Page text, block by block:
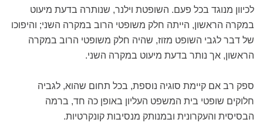
לכיוון מנוגד בכל פעם. השופטת וילנר, שנותרה בדעת מיעוט
במקרה הראשון, הייתה חלק משופטי הרוב במקרה השני; והיפוכו
של דבר לגבי השופט מזוז, שהיה חלק משופטי הרוב במקרה
הראשון, אך נותר בדעת מיעוט במקרה השני.
ספק רב אם קיימת סוגיה נוספת, בכל תחום שהוא, לגביה
חלוקים שופטי בית המשפט העליון באופן כה חד, ברמה
הבסיסית והעקרונית ובמנותק מנסיבות קונקרטיות.